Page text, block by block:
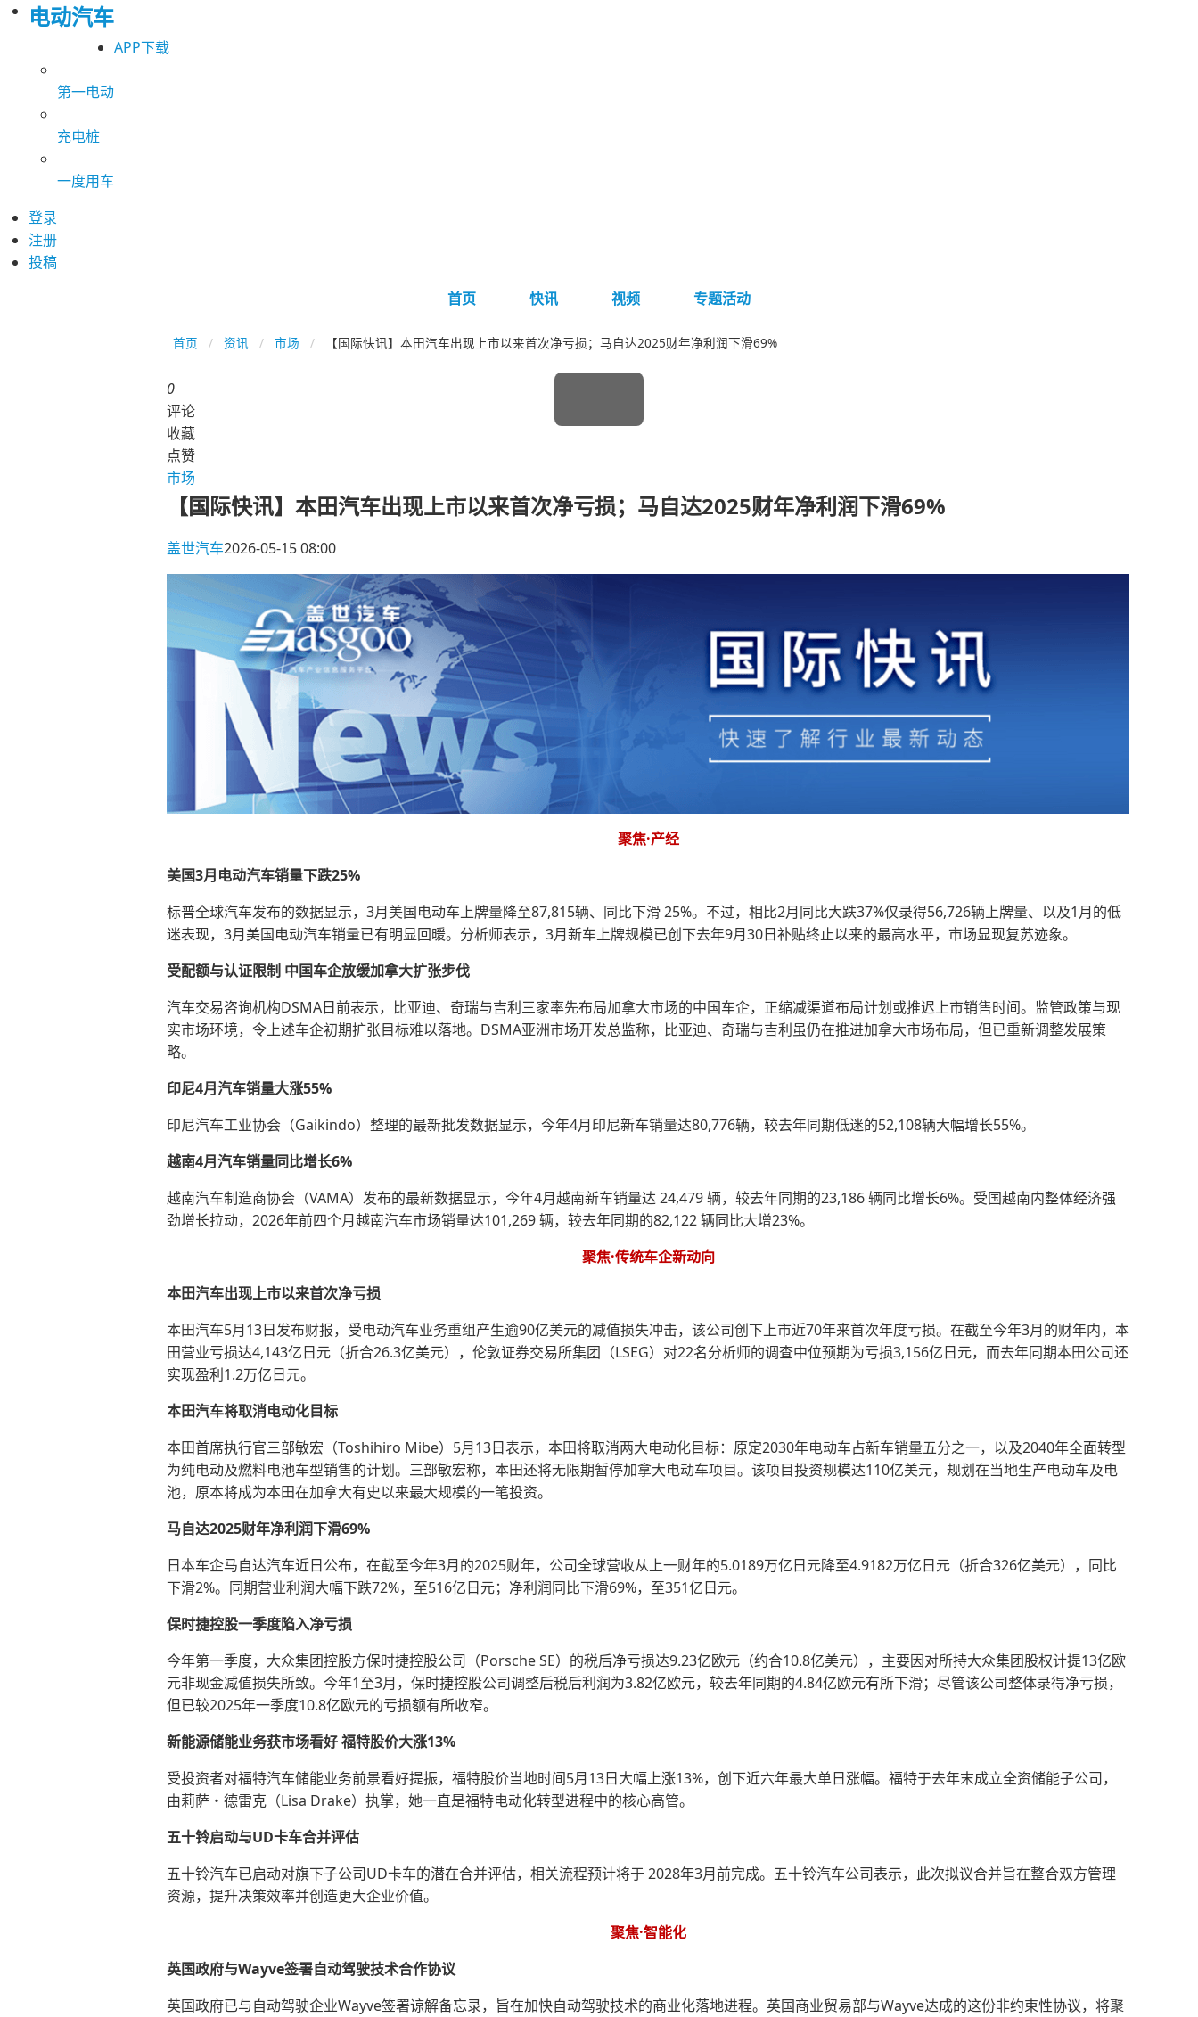
电动汽车
APP下载
第一电动
充电桩
一度用车
登录
注册
投稿
首页
快讯 视频 专题活动
首页 资讯 市场 【国际快讯】本田汽车出现上市以来首次净亏损；马自达2025财年净利润下滑69%
0
评论
收藏
点赞
市场
【国际快讯】本田汽车出现上市以来首次净亏损；马自达2025财年净利润下滑69%
盖世汽车2026-05-15 08:00
聚焦·产经
美国3月电动汽车销量下跌25%
标普全球汽车发布的数据显示，3月美国电动车上牌量降至87,815辆、同比下滑 25%。不过，相比2月同比大跌37%仅录得56,726辆上牌量、以及1月的低
迷表现，3月美国电动汽车销量已有明显回暖。分析师表示，3月新车上牌规模已创下去年9月30日补贴终止以来的最高水平，市场显现复苏迹象。
受配额与认证限制 中国车企放缓加拿大扩张步伐
汽车交易咨询机构DSMA日前表示，比亚迪、奇瑞与吉利三家率先布局加拿大市场的中国车企，正缩减渠道布局计划或推迟上市销售时间。监管政策与现
实市场环境，令上述车企初期扩张目标难以落地。DSMA亚洲市场开发总监称，比亚迪、奇瑞与吉利虽仍在推进加拿大市场布局，但已重新调整发展策
略。
印尼4月汽车销量大涨55%
印尼汽车工业协会（Gaikindo）整理的最新批发数据显示，今年4月印尼新车销量达80,776辆，较去年同期低迷的52,108辆大幅增长55%。
越南4月汽车销量同比增长6%
越南汽车制造商协会（VAMA）发布的最新数据显示，今年4月越南新车销量达 24,479 辆，较去年同期的23,186 辆同比增长6%。受国越南内整体经济强
劲增长拉动，2026年前四个月越南汽车市场销量达101,269 辆，较去年同期的82,122 辆同比大增23%。
聚焦·传统车企新动向
本田汽车出现上市以来首次净亏损
本田汽车5月13日发布财报，受电动汽车业务重组产生逾90亿美元的减值损失冲击，该公司创下上市近70年来首次年度亏损。在截至今年3月的财年内，本
田营业亏损达4,143亿日元（折合26.3亿美元），伦敦证券交易所集团（LSEG）对22名分析师的调查中位预期为亏损3,156亿日元，而去年同期本田公司还
实现盈利1.2万亿日元。
本田汽车将取消电动化目标
本田首席执行官三部敏宏（Toshihiro Mibe）5月13日表示，本田将取消两大电动化目标：原定2030年电动车占新车销量五分之一，以及2040年全面转型
为纯电动及燃料电池车型销售的计划。三部敏宏称，本田还将无限期暂停加拿大电动车项目。该项目投资规模达110亿美元，规划在当地生产电动车及电
池，原本将成为本田在加拿大有史以来最大规模的一笔投资。
马自达2025财年净利润下滑69%
日本车企马自达汽车近日公布，在截至今年3月的2025财年，公司全球营收从上一财年的5.0189万亿日元降至4.9182万亿日元（折合326亿美元），同比
下滑2%。同期营业利润大幅下跌72%，至516亿日元；净利润同比下滑69%，至351亿日元。
保时捷控股一季度陷入净亏损
今年第一季度，大众集团控股方保时捷控股公司（Porsche SE）的税后净亏损达9.23亿欧元（约合10.8亿美元），主要因对所持大众集团股权计提13亿欧
元非现金减值损失所致。今年1至3月，保时捷控股公司调整后税后利润为3.82亿欧元，较去年同期的4.84亿欧元有所下滑；尽管该公司整体录得净亏损，
但已较2025年一季度10.8亿欧元的亏损额有所收窄。
新能源储能业务获市场看好 福特股价大涨13%
受投资者对福特汽车储能业务前景看好提振，福特股价当地时间5月13日大幅上涨13%，创下近六年最大单日涨幅。福特于去年末成立全资储能子公司，
由莉萨・德雷克（Lisa Drake）执掌，她一直是福特电动化转型进程中的核心高管。
五十铃启动与UD卡车合并评估
五十铃汽车已启动对旗下子公司UD卡车的潜在合并评估，相关流程预计将于 2028年3月前完成。五十铃汽车公司表示，此次拟议合并旨在整合双方管理
资源，提升决策效率并创造更大企业价值。
聚焦·智能化
英国政府与Wayve签署自动驾驶技术合作协议
英国政府已与自动驾驶企业Wayve签署谅解备忘录，旨在加快自动驾驶技术的商业化落地进程。英国商业贸易部与Wayve达成的这份非约束性协议，将聚